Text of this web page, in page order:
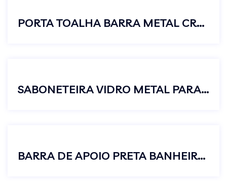
PORTA TOALHA BARRA METAL CROMADO BANHEIRO PAREDE LUXO
SABONETEIRA VIDRO METAL PARA BANHEIRO PAREDE PORTA SABONETE
BARRA DE APOIO PRETA BANHEIRO LAVABO 30CM IDOSO SEGURANÇA